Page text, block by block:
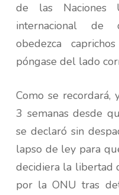
de las Naciones
internacional de
obedezca
póngase del lado
Como se recordará,
3 semanas desde
se declaró sin
lapso de ley para
decidiera la libertad
por la ONU tras